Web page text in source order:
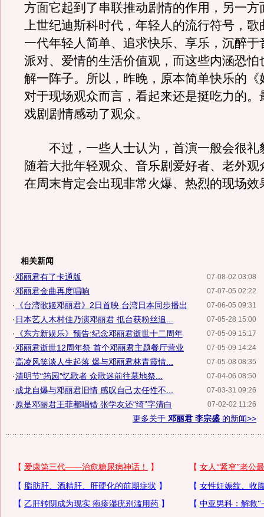
方面它起到了串联推动剧情的作用，另一方
上世纪迪斯科时代，年轻人的流行符号，歌
一代年轻人简单、追求快乐、享乐，沉醉于
派对、爱情的生活价值观，而这些内涵恐怕
解一阵子。所以，昨晚，原本简单快乐的《
对于现场观众而言，看起来还是挺吃力的。
戏剧剧情感动了观众。
不过，一些人士认为，首演一般会很礼
随着大批年轻观众、音乐剧爱好者、老外观
在周末肯定会出现非常火爆、热烈的现场效
相关新闻
07-08-02 03:08
·邓丽君有了卡通版
07-07-05 02:22
·邓丽君金曲再度唱响
07-06-05 09:31
· 《台湾歌姬邓丽君》2日首映 台湾日本同步播出
07-05-28 15:00
· 日本艺人木村佳乃演邓丽君 抵台获粉丝追...
07-05-09 15:17
· 《东方新娱乐》预告:纪念邓丽君逝世十二周年
07-05-09 14:24
·邓丽君逝世12周年祭 首个邓丽君主题餐厅营业
07-05-08 08:35
·高凌风笑谈人生起落 爆与邓丽君林青霞情...
07-04-06 08:50
·清明节“筠园”忆歌者 众歌迷前往墓地祭...
07-03-31 09:26
·成龙自爆与邓丽君旧情 感叹自己太任性不...
07-02-02 11:26
· 原是邓丽君王菲都唱错 张学友还“绮”字清白
更多关于 邓丽君 李宗盛 的新闻>>